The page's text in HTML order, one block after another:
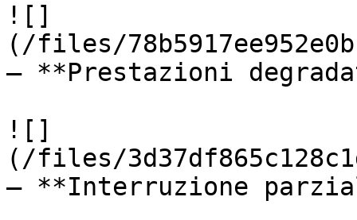
![]
(/files/
— **Prestazioni
![]
(/files/
— **Interruzione